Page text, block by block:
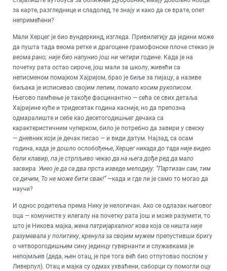
за карте, разгледнице и сладолед, те знају и како да се врате, опет
непримећени?
Мали Херцег је био вундеркинд, изгледа. Привилегију да једини може
да пушта тада веома ретке и драгоцене грамофонске плоче стекао је
веома рано; није био напунио још ни четири године. Када је на
почетку рата остао сироче, још мали за школу, живећи са
неписменом помајком Хајријом, брао је биље за пијацу, а називе
биљака је исписивао својим лепим, помало косим рукописом.
Његово памћење је такође фасцинантно — сећа се свих детаља
Хајријине куће и тридесетак година касније, но да препозна
одмаралиште и себе као десетогодишњег дечака са
карактеристичним чуперком, било је потребно да завири у свеску
— дневник који је дечак писао — и види датум. Најзад, са осам
година, када је дошло ослобођење, Херцег никада до тада није видео
бели клавир, па је стрпљиво чекао да на њега дође ред да мало
засвира. Умео је да са два прста изведе мелодију: “Партизан сам, тим
се дичим, То не може бити свак!“—када и где ли је само то могао да
научи?
И однос родитеља према Нику је нелогичан. Ако се одлазак његовог
оца — комунисте у илегалу на почетку рата још и може разумети, то
што је Никова мајка,жена патријархалног кова која се ништа није
разумевала у политику, кренула за својим мужем препустивши бригу
о четворогодишњем сину јединцу гувернанти и служавкама је
непојмљив (деда, њен отац, је пре тога већ био отпутовао послом у
Ливерпул). Отац и мајка су одмах ухваћени, саборци су помогли оцу